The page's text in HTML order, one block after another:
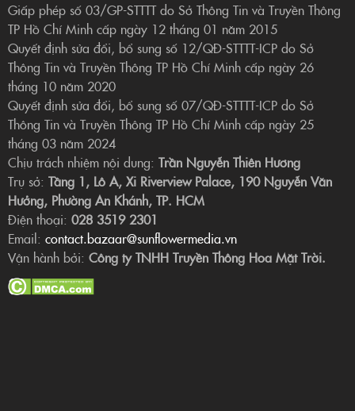
Giấp phép số 03/GP-STTTT do Sở Thông Tin và Truyền Thông
TP Hồ Chí Minh cấp ngày 12 tháng 01 năm 2015
Quyết định sửa đổi, bổ sung số 12/QĐ-STTTT-ICP do Sở
Thông Tin và Truyền Thông TP Hồ Chí Minh cấp ngày 26
tháng 10 năm 2020
Quyết định sửa đổi, bổ sung số 07/QĐ-STTTT-ICP do Sở
Thông Tin và Truyền Thông TP Hồ Chí Minh cấp ngày 25
tháng 03 năm 2024
Chịu trách nhiệm nội dung: Trần Nguyễn Thiên Hương
Trụ sở: Tầng 1, Lô A, Xi Riverview Palace, 190 Nguyễn Văn
Hưởng, Phường An Khánh, TP. HCM
Điện thoại: 028 3519 2301
Email: contact.bazaar@sunflowermedia.vn
Vận hành bởi: Công ty TNHH Truyền Thông Hoa Mặt Trời.